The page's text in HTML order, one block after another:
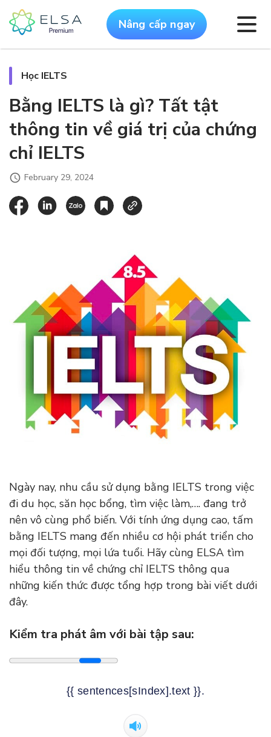
Nâng cấp ngay
Học IELTS
Bằng IELTS là gì? Tất tật
thông tin về giá trị của chứng
chỉ IELTS
February 29, 2024
Ngày nay, nhu cầu sử dụng bằng IELTS trong việc
đi du học, săn học bổng, tìm việc làm,…. đang trở
nên vô cùng phổ biến. Với tính ứng dụng cao, tấm
bằng IELTS mang đến nhiều cơ hội phát triển cho
mọi đối tượng, mọi lứa tuổi. Hãy cùng ELSA tìm
hiểu thông tin về chứng chỉ IELTS thông qua
những kiến thức được tổng hợp trong bài viết dưới
đây.
Kiểm tra phát âm với bài tập sau:
{{ sentences[sIndex].text }}.